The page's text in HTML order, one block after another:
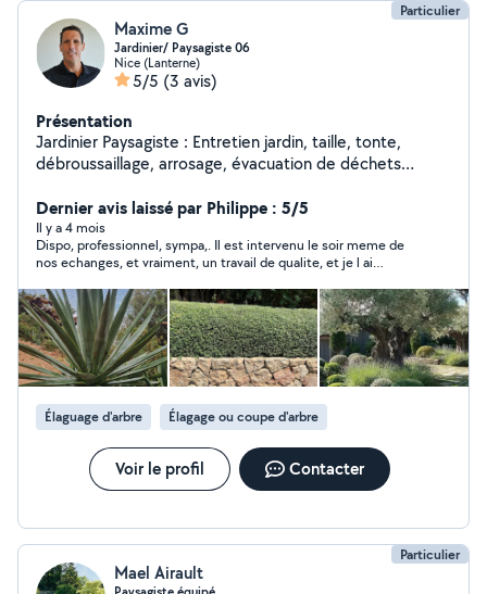
Particulier
Maxime G
Jardinier/ Paysagiste 06
Nice (Lanterne)
5/5 (3 avis)
Présentation
Jardinier Paysagiste : Entretien jardin, taille, tonte,
débroussaillage, arrosage, évacuation de déchets
Dernier avis laissé par Philippe : 5/5
Il y a 4 mois
Dispo, professionnel, sympa,. Il est intervenu le soir meme de
nos echanges, et vraiment, un travail de qualite, et je l ai
Élaguage d'arbre Élagage ou coupe d'arbre
Voir le profil Contacter
Particulier
Mael Airault